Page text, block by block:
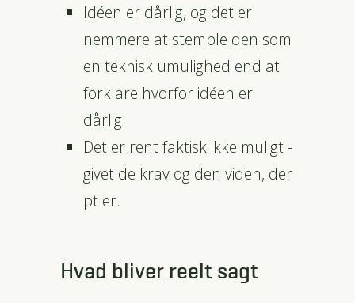
Idéen er dårlig, og det er
nemmere at stemple den som
en teknisk umulighed end at
forklare hvorfor idéen er
dårlig.
Det er rent faktisk ikke muligt -
givet de krav og den viden, der
pt er.
Hvad bliver reelt sagt